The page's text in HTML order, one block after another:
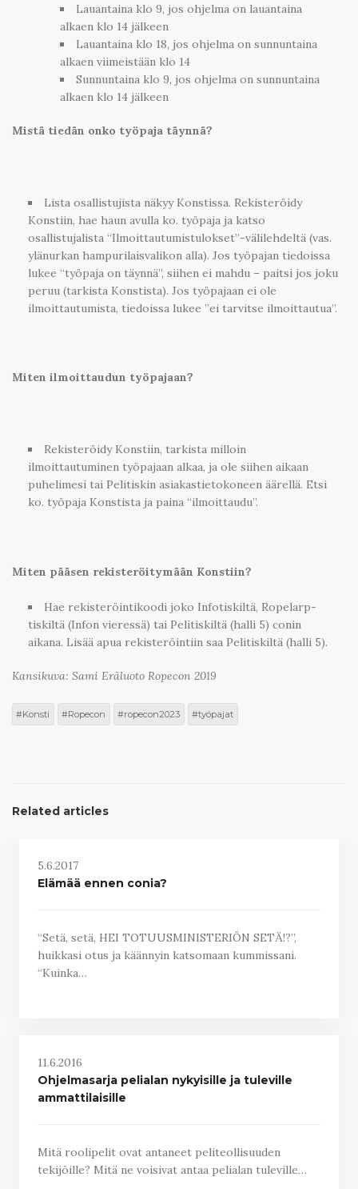
Lauantaina klo 9, jos ohjelma on lauantaina
alkaen klo 14 jälkeen
Lauantaina klo 18, jos ohjelma on sunnuntaina
alkaen viimeistään klo 14
Sunnuntaina klo 9, jos ohjelma on sunnuntaina
alkaen klo 14 jälkeen
Mistä tiedän onko työpaja täynnä?
Lista osallistujista näkyy Konstissa. Rekisteröidy
Konstiin, hae haun avulla ko. työpaja ja katso
osallistujalista “Ilmoittautumistulokset”-välilehdeltä (vas.
ylänurkan hampurilaisvalikon alla). Jos työpajan tiedoissa
lukee “työpaja on täynnä”, siihen ei mahdu – paitsi jos joku
peruu (tarkista Konstista). Jos työpajaan ei ole
ilmoittautumista, tiedoissa lukee ”ei tarvitse ilmoittautua”.
Miten ilmoittaudun työpajaan?
Rekisteröidy Konstiin, tarkista milloin
ilmoittautuminen työpajaan alkaa, ja ole siihen aikaan
puhelimesi tai Pelitiskin asiakastietokoneen äärellä. Etsi
ko. työpaja Konstista ja paina “ilmoittaudu”.
Miten pääsen rekisteröitymään Konstiin?
Hae rekisteröintikoodi joko Infotiskiltä, Ropelarp-
tiskiltä (Infon vieressä) tai Pelitiskiltä (halli 5) conin
aikana. Lisää apua rekisteröintiin saa Pelitiskiltä (halli 5).
Kansikuva: Sami Eräluoto Ropecon 2019
Konsti Ropecon ropecon2023 työpajat
Related articles
5.6.2017
Elämää ennen conia?
“Setä, setä, HEI TOTUUSMINISTERIÖN SETÄ!?”,
huikkasi otus ja käännyin katsomaan kummissani.
“Kuinka…
11.6.2016
Ohjelmasarja pelialan nykyisille ja tuleville
ammattilaisille
Mitä roolipelit ovat antaneet peliteollisuuden
tekijöille? Mitä ne voisivat antaa pelialan tuleville…